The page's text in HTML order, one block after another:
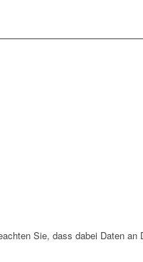
Sie, dass dabei Daten an